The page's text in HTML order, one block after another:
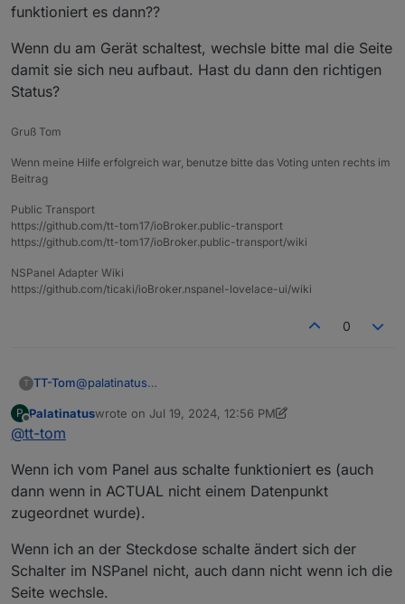
funktioniert es dann??
Wenn du am Gerät schaltest, wechsle bitte mal die Seite
damit sie sich neu aufbaut. Hast du dann den richtigen
Status?
Gruß Tom
Wenn meine Hilfe erfolgreich war, benutze bitte das Voting unten rechts im
Beitrag
Public Transport
https://github.com/tt-tom17/ioBroker.public-transport
https://github.com/tt-tom17/ioBroker.public-transport/wiki
NSPanel Adapter Wiki
https://github.com/ticaki/ioBroker.nspanel-lovelace-ui/wiki
0
T TT-Tom@palatinatus
funktioniert es dann??
Wenn du am Gerät schaltest, wechsle bitte mal die
P
Offline
Palatinatuswrote on Jul 19, 2024, 12:56 PM
last edited by PalatinatusJul 19, 2024, 2:56 PM
@tt-tom
Wenn ich vom Panel aus schalte funktioniert es (auch
dann wenn in ACTUAL nicht einem Datenpunkt
zugeordnet wurde).
Wenn ich an der Steckdose schalte ändert sich der
Schalter im NSPanel nicht, auch dann nicht wenn ich die
Seite wechsle.